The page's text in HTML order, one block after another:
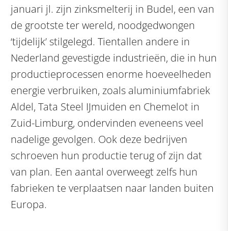
januari jl. zijn zinksmelterij in Budel, een van
de grootste ter wereld, noodgedwongen
‘tijdelijk’ stilgelegd. Tientallen andere in
Nederland gevestigde industrieën, die in hun
productieprocessen enorme hoeveelheden
energie verbruiken, zoals aluminiumfabriek
Aldel, Tata Steel IJmuiden en Chemelot in
Zuid-Limburg, ondervinden eveneens veel
nadelige gevolgen. Ook deze bedrijven
schroeven hun productie terug of zijn dat
van plan. Een aantal overweegt zelfs hun
fabrieken te verplaatsen naar landen buiten
Europa.